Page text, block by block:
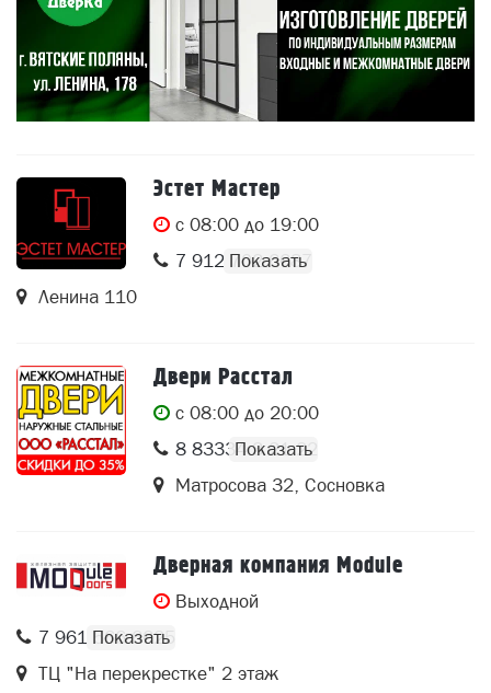
Эстет Мастер
c 08:00 до 19:00
7 912 702 6687
Ленина 110
Двери Расстал
c 08:00 до 20:00
8 83334 3 21 22
Матросова 32, Сосновка
Дверная компания Module
Выходной
7 961 566 6625
ТЦ "На перекрестке" 2 этаж